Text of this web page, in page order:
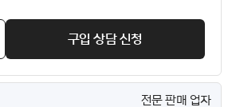
구입 상담 신청
전문 판매 업자